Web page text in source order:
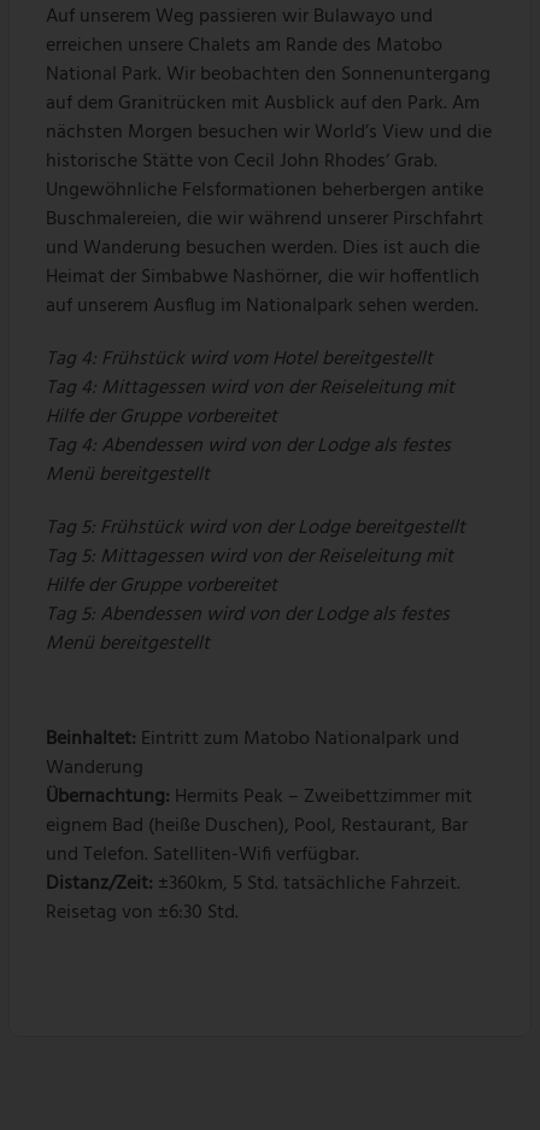
Auf unserem Weg passieren wir Bulawayo und
erreichen unsere Chalets am Rande des Matobo
National Park. Wir beobachten den Sonnenuntergang
auf dem Granitrücken mit Ausblick auf den Park. Am
nächsten Morgen besuchen wir World’s View und die
historische Stätte von Cecil John Rhodes‘ Grab.
Ungewöhnliche Felsformationen beherbergen antike
Buschmalereien, die wir während unserer Pirschfahrt
und Wanderung besuchen werden. Dies ist auch die
Heimat der Simbabwe Nashörner, die wir hoffentlich
auf unserem Ausflug im Nationalpark sehen werden.
Tag 4:Frühstück wird vom Hotel bereitgestellt
Tag 4: Mittagessen wird von der Reiseleitung mit
Hilfe der Gruppe vorbereitet
Tag 4: Abendessen wird von der Lodge als festes
Menü bereitgestellt
Tag 5: Frühstück wird von der Lodge bereitgestellt
Tag 5: Mittagessen wird von der Reiseleitung mit
Hilfe der Gruppe vorbereitet
Tag 5: Abendessen wird von der Lodge als festes
Menü bereitgestellt
Beinhaltet: Eintritt zum Matobo Nationalpark und
Wanderung
Übernachtung: Hermits Peak – Zweibettzimmer mit
eignem Bad (heiße Duschen), Pool, Restaurant, Bar
und Telefon. Satelliten-Wifi verfügbar.
Distanz/Zeit: ±360km, 5 Std. tatsächliche Fahrzeit.
Reisetag von ±6:30 Std.